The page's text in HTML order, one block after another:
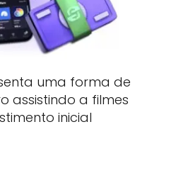
uma forma de
assistindo a filmes
inicial